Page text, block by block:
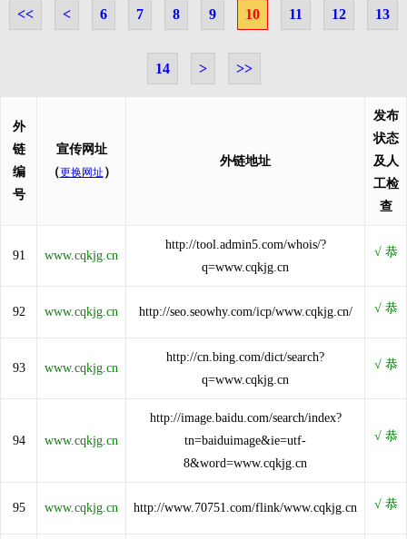
<< < 6 7 8 9 10 11 12 13
14 > >>
外
链
编
号
宣传网址
（更换网址 ）
外链地址
发布
状态
及人
工检
查
91 www.cqkjg.cn
http://tool.admin5.com/whois/?
q=www.cqkjg.cn
92 www.cqkjg.cn http://seo.seowhy.com/icp/www.cqkjg.cn/
93 www.cqkjg.cn
http://cn.bing.com/dict/search?
q=www.cqkjg.cn
94 www.cqkjg.cn
http://image.baidu.com/search/index?
tn=baiduimage&ie=utf-
8&word=www.cqkjg.cn
95 www.cqkjg.cn http://www.70751.com/flink/www.cqkjg.cn